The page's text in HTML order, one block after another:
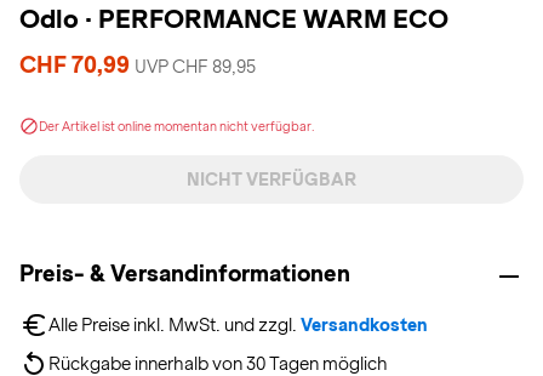
Odlo · PERFORMANCE WARM ECO
CHF 70,99 UVP CHF 89,95
Der Artikel ist online momentan nicht verfügbar.
NICHT VERFÜGBAR
Preis- & Versandinformationen
Alle Preise inkl. MwSt. und zzgl. Versandkosten
Rückgabe innerhalb von 30 Tagen möglich